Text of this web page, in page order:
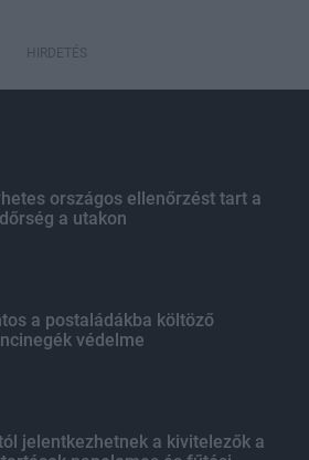
HIRDETÉS
országos ellenőrzést tart a
a utakon
a postaládákba költöző
védelme
jelentkezhetnek a kivitelezők a